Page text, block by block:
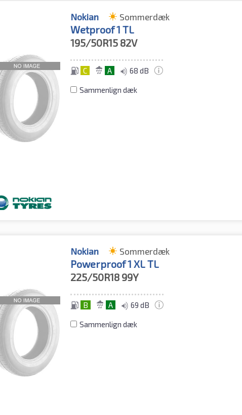
Nokian Sommerdæk
Wetproof 1 TL
195/50R15 82V
C A 68 dB
Sammenlign dæk
Nokian Sommerdæk
Powerproof 1 XL TL
225/50R18 99Y
B A 69 dB
Sammenlign dæk